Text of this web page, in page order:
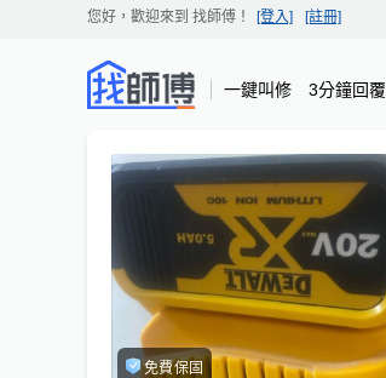
您好，歡迎來到 找師傅 ！ [登入] [註冊]
一鍵叫修 3分鐘回覆
免費保固